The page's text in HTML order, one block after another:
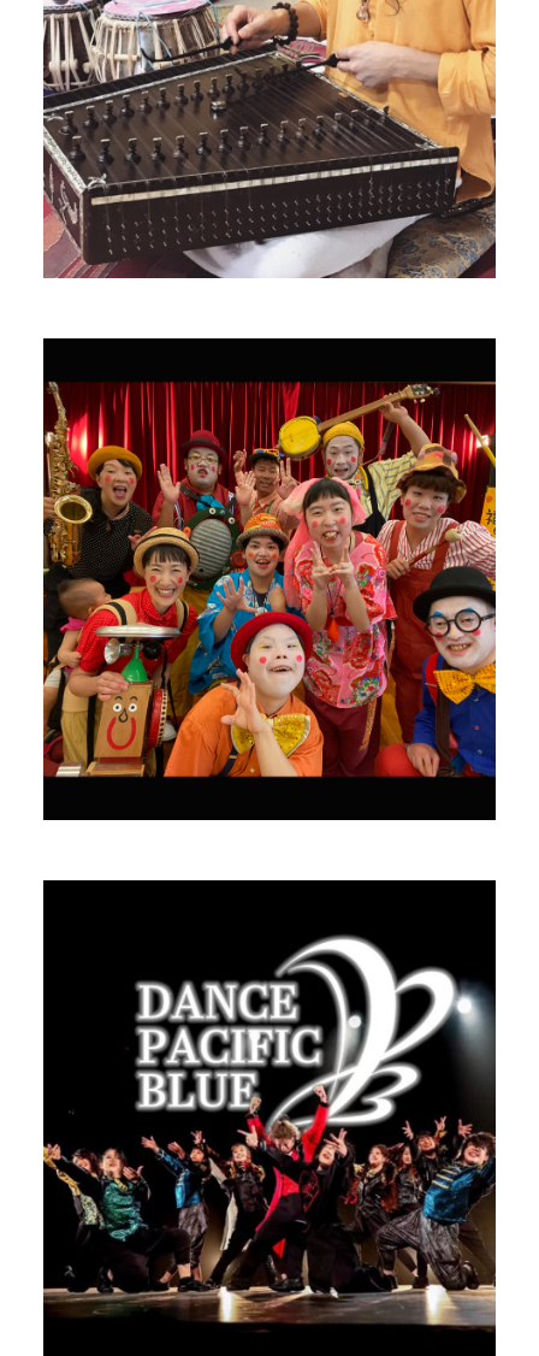
トンカラポンガ
チンドンパフォーマンス楽団
PROFILE
ダンスパシフィックブルー
Dance＆Acrobat
PROFILE
HAL CREW
Dance
PROFILE